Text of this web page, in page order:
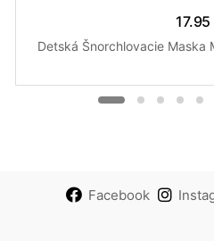
Detská Šnorchlovacie Maska
Facebook